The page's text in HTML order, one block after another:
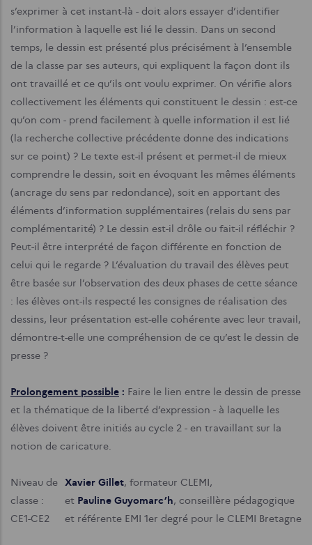
s’exprimer à cet instant-là - doit alors essayer d’identifier
l’information à laquelle est lié le dessin. Dans un second
temps, le dessin est présenté plus précisément à l’ensemble
de la classe par ses auteurs, qui expliquent la façon dont ils
ont travaillé et ce qu’ils ont voulu exprimer. On vérifie alors
collectivement les éléments qui constituent le dessin : est-ce
qu’on com - prend facilement à quelle information il est lié
(la recherche collective précédente donne des indications
sur ce point) ? Le texte est-il présent et permet-il de mieux
comprendre le dessin, soit en évoquant les mêmes éléments
(ancrage du sens par redondance), soit en apportant des
éléments d’information supplémentaires (relais du sens par
complémentarité) ? Le dessin est-il drôle ou fait-il réfléchir ?
Peut-il être interprété de façon différente en fonction de
celui qui le regarde ? L’évaluation du travail des élèves peut
être basée sur l’observation des deux phases de cette séance
: les élèves ont-ils respecté les consignes de réalisation des
dessins, leur présentation est-elle cohérente avec leur travail,
démontre-t-elle une compréhension de ce qu’est le dessin de
presse ?
Prolongement possible : Faire le lien entre le dessin de presse
et la thématique de la liberté d’expression - à laquelle les
élèves doivent être initiés au cycle 2 - en travaillant sur la
notion de caricature.
Xavier Gillet, formateur CLEMI,
et Pauline Guyomarc’h, conseillère pédagogique
et référente EMI 1er degré pour le CLEMI Bretagne
Niveau de
classe :
CE1-CE2